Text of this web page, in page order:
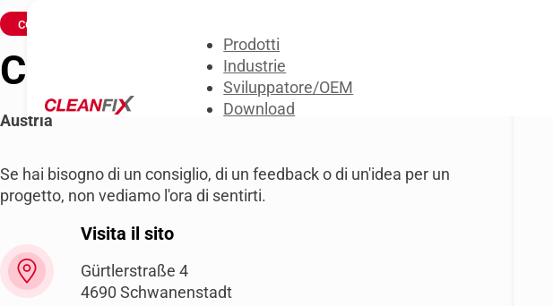
Prodotti
Industrie
Sviluppatore/OEM
Download
Cleanfix Vertrieb e.U.
Austria
CONTATTI
Se hai bisogno di un consiglio, di un feedback o di un'idea per un
progetto, non vediamo l'ora di sentirti.
Visita il sito
Gürtlerstraße 4
4690 Schwanenstadt